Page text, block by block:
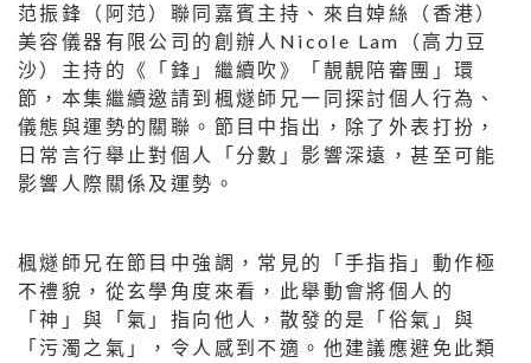
范振鋒（阿范）聯同嘉賓主持、來自婥絲（香港）
美容儀器有限公司的創辦人Nicole Lam（高力豆
沙）主持的《「鋒」繼續吹》「靚靚陪審團」環
節，本集繼續邀請到楓燧師兄一同探討個人行為、
儀態與運勢的關聯。節目中指出，除了外表打扮，
日常言行舉止對個人「分數」影響深遠，甚至可能
影響人際關係及運勢。
楓燧師兄在節目中強調，常見的「手指指」動作極
不禮貌，從玄學角度來看，此舉動會將個人的
「神」與「氣」指向他人，散發的是「俗氣」與
「污濁之氣」，令人感到不適。他建議應避免此類